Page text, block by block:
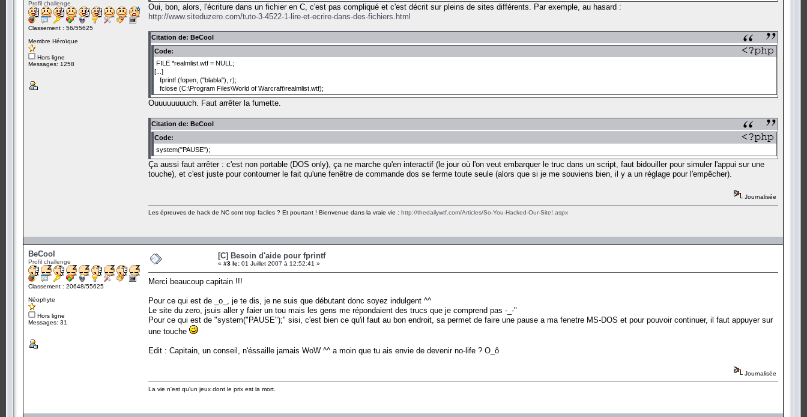
Profil challenge
Classement : 56/55625
Membre Héroïque
Hors ligne
Messages: 1258
Oui, bon, alors, l'écriture dans un fichier en C, c'est pas compliqué et c'est décrit sur pleins de sites différents. Par exemple, au hasard :
http://www.siteduzero.com/tuto-3-4522-1-lire-et-ecrire-dans-des-fichiers.html
Citation de: BeCool
Code:
FILE *realmlist.wtf = NULL;
[...]
fprintf (fopen, ("blabla"), r);
fclose (C:\Program Files\World of Warcraft\realmlist.wtf);
Ouuuuuuuuch. Faut arrêter la fumette.
Citation de: BeCool
Code:
system("PAUSE");
Ça aussi faut arrêter : c'est non portable (DOS only), ça ne marche qu'en interactif (le jour où l'on veut embarquer le truc dans un script, faut bidouiller pour simuler l'appui sur une
touche), et c'est juste pour contourner le fait qu'une fenêtre de commande dos se ferme toute seule (alors que si je me souviens bien, il y a un réglage pour l'empêcher).
Journalisée
Les épreuves de hack de NC sont trop faciles ? Et pourtant ! Bienvenue dans la vraie vie : http://thedailywtf.com/Articles/So-You-Hacked-Our-Site!.aspx
BeCool
Profil challenge
Classement : 20648/55625
Néophyte
Hors ligne
Messages: 31
[C] Besoin d'aide pour fprintf
« #3 le: 01 Juillet 2007 à 12:52:41 »
Merci beaucoup capitain !!!
Pour ce qui est de _o_, je te dis, je ne suis que débutant donc soyez indulgent ^^
Le site du zero, jsuis aller y faier un tou mais les gens me répondaient des trucs que je comprend pas -_-"
Pour ce qui est de "system("PAUSE");" sisi, c'est bien ce qu'il faut au bon endroit, sa permet de faire une pause a ma fenetre MS-DOS et pour pouvoir continuer, il faut appuyer sur
une touche
Edit : Capitain, un conseil, n'éssaille jamais WoW ^^ a moin que tu ais envie de devenir no-life ? O_ô
Journalisée
La vie n'est qu'un jeux dont le prix est la mort.